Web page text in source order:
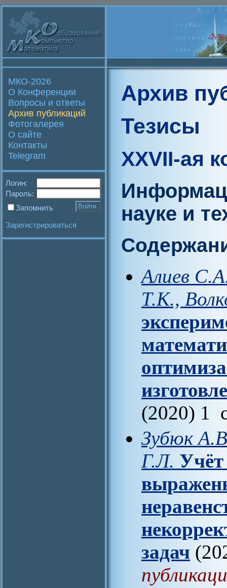
МКО-2026
О Конференции
Вопросы и ответы
Архив публикаций
Фотогалерея
О сайте
Контакты
Telegram
Логин:
Пароль:
Запомнить
Зарегистрироваться
Архив
Тезисы
XXVII-ая
науке и
Алиев
Т.К.,
(2020) 1
Зубюк
Г.Л.
задач